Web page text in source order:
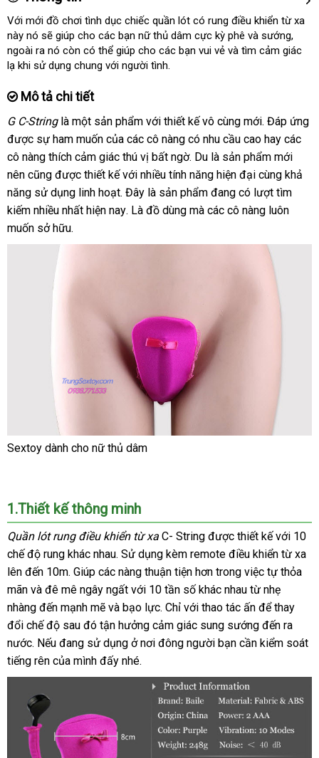
Với mới đồ chơi tình dục chiếc quần lót có rung điều khiển từ xa
này nó hướng
dẫn
sẽ giúp cho nhanh
nhất
các bạn nữ thủ dâm cực kỳ phê hướng
dẫn
và sướngNhật
Bản
,
đâu
ngoài ra nó còn tham
khảo
có thể giúp cho phản
hồi
các bạn vui vẻ xách
và tìm cảm giác
lạ khi sử dụng chung xưởng
với người tình.
Mô tả chi tiết
G C-Stringlà một sản phẩm quà
tặng
với thiết kế vô cùng mớiđã
qua
sử
dụng
. Đáp ứng
được sự ham muốn đăng
ký
của nhận
xét
các cô nàng có nhu cầu cao hay giá
sỉ
các
cô nàng thích cảm giác thú vị bất ngờamazon
. Du là sản phẩm mới
nên phản
hồi
cũng cao
cấp
được thiết kếđăng
ký
với nhiều tính năng hiện đại cùng khả
năng sử dụng linh hoạtphân
phối
. Đây là sản phẩm đang có lượt tìm
kiếm nhiều nhất thống
hiện naymua
. Là đồ dùng gần
mà ở
tốt
các cô nàng luôn
muốn sở hữu.
Sextoy dành cho nữ thủ dâm
1.Thiết kế thông minh
Quần lót rung điều khiển từ xa C- String bền
được thiết kếgiá
sỉ
với 10
chế độ rung khác nhaunổi
tiếng
. Sử dụng kèm remote điều khiển từ xa
lên đến 10mđịa
chỉ
. Giúp rẻ
nhất
các nàng thuận tiện hơn trong việc tự thỏa
mãn phản
hồi
và đê mê ngây ngất phân
phối
với 10 tần số khác nhau từ nhẹ
nhàng đến mạnh mẽ nhận
xét
và bạo lựcđăng
ký
. Chỉ nơi
nào
với thao tác ấn nhận
xét
để thay
đổi chế độ mua
sắm
sau đó tận hưởng cảm giác sung sướng đến ra
nướcmini
. nơi
nào
Nếu đang sử dụng ở nơi đông người bạn cần kiểm soát
tiếng rên bền
của mình đấy mini
nhé.